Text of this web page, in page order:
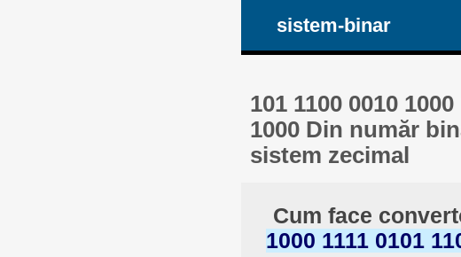
sistem-binar
101 1100 0010
1000 Din număr
sistem zecimal
Cum face
1000 1111 0101